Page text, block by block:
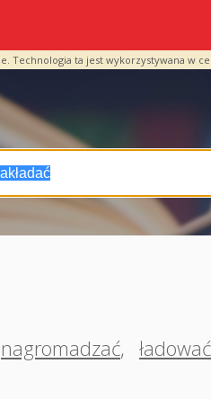
Technologia ta jest wykorzystywana w
nagromadzać, ładować